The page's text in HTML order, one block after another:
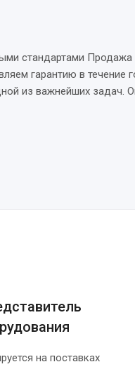
на поставках
стандартами
гарантию в
из важнейших задач.